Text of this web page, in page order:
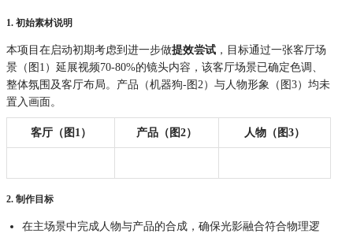
1. 初始素材说明
本项目在启动初期考虑到进一步做提效尝试 ，目标通过一张客厅场
景（图1）延展视频70-80%的镜头内容，该客厅场景已确定色调、
整体氛围及客厅布局。产品（机器狗-图2）与人物形象（图3）均未
置入画面。
客厅（图1） 产品（图2） 人物（图3）
2. 制作目标
在主场景中完成人物与产品的合成，确保光影融合符合物理逻